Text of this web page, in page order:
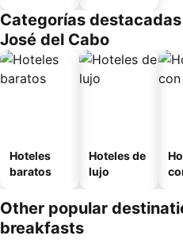
Categorías
José del Cabo
Hoteles
baratos
Hoteles de
lujo
Other popular
breakfasts